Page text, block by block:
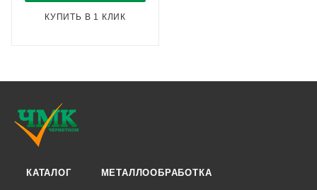
КУПИТЬ В 1 КЛИК
КАТАЛОГ МЕТАЛЛООБРАБОТКА